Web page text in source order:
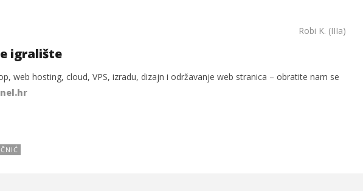
Robi K. (IIIa)
igralište
web hosting, cloud, VPS, izradu, dizajn i održavanje web stranica – obratite nam se